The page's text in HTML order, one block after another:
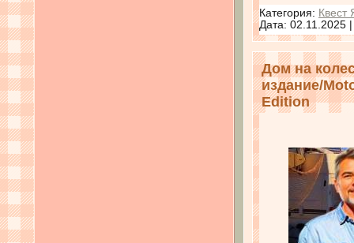
Категория: Квест
Дата: 02.11.2025
Дом на
издание/
Edition